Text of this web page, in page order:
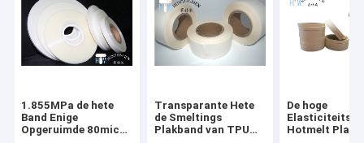
1.855MPa de hete
Band Enige
Opgeruimde 80mic
Transparante Hete
de Smeltings
Plakband van TPU
De hoge
Hotmelt